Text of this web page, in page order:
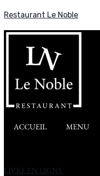
Restaurant Le Noble
ACCUEIL MENU
LIVRE EN LIGNE